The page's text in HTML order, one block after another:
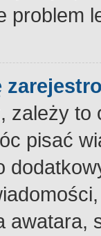
problem
zależy
pisać